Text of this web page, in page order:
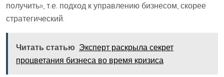
получить», т.е. подход к управлению бизнесом, скорее
стратегический.
Читать статью Эксперт раскрыла секрет
процветания бизнеса во время кризиса